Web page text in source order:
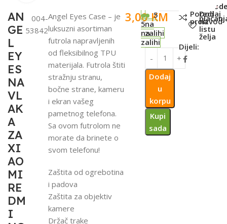
AN
GE
L
EY
ES
NA
VL
AK
A
ZA
XI
AO
MI
RE
DM
I
004-
53842
Angel Eyes Case – je
luksuzni asortiman
futrola napravljenih
od fleksibilnog TPU
materijala. Futrola štiti
stražnju stranu,
bočne strane, kameru
i ekran vašeg
pametnog telefona.
Sa ovom futrolom ne
morate da brinete o
svom telefonu!
Zaštita od ogrebotina
i padova
Zaštita za objektiv
kamere
Držač trake
3,00KM
5
na
zalihi
5
na
zalihi
Dodaj
u
korpu
Kupi
sada
Poredi
proizvod
Dodaj
na
listu
želja
Dijeli: